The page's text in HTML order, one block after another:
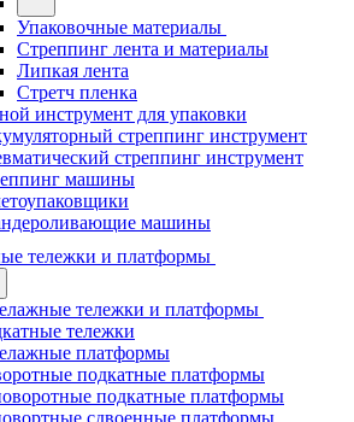
Упаковочные материалы
Стреппинг лента и материалы
Липкая лента
Стретч пленка
инструмент для упаковки
стреппинг инструмент
стреппинг инструмент
машины
машины
тележки и платформы
тележки и платформы
тележки
платформы
подкатные платформы
подкатные платформы
сдвоенные платформы